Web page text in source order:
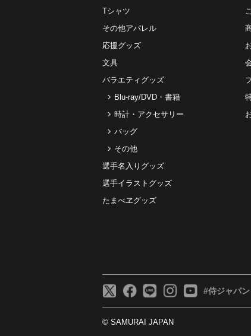
Tシャツ
その他アパレル
応援グッズ
文具
バラエティグッズ
Blu-ray/DVD・書籍
時計・アクセサリー
バッグ
その他
選手名入りグッズ
選手イラストグッズ
たまべヱグッズ
#侍ジャパン
© SAMURAI JAPAN